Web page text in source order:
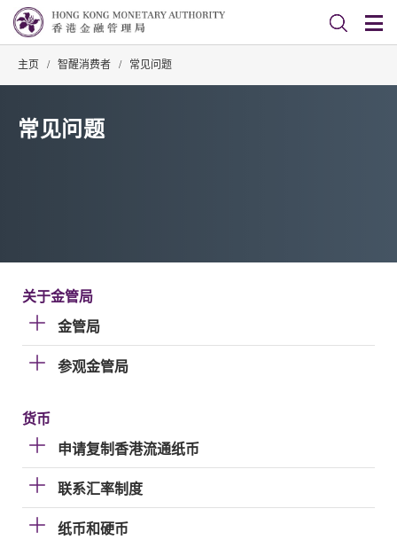
主页 / 智醒消费者 / 常见问题
常见问题
关于金管局
金管局
参观金管局
货币
申请复制香港流通纸币
联系汇率制度
纸币和硬币